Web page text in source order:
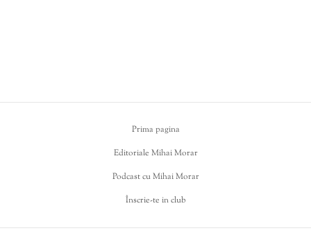
Prima pagina
Editoriale Mihai Morar
Podcast cu Mihai Morar
Înscrie-te in club